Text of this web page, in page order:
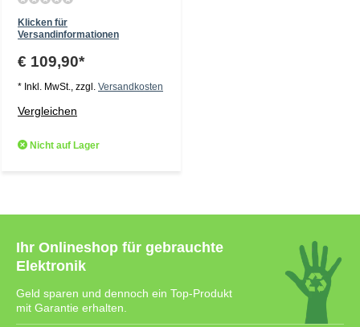
Klicken für
Versandinformationen
€ 109,90*
* Inkl. MwSt., zzgl. Versandkosten
Vergleichen
Nicht auf Lager
Ihr Onlineshop für gebrauchte
Elektronik
Geld sparen und dennoch ein Top-Produkt
mit Garantie erhalten.